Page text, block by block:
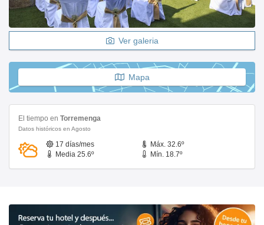
Ver galeria
Mapa
El tiempo en Torremenga
Datos históricos en Agosto
17 días/mes
Máx. 32.6º
Media 25.6º
Mín. 18.7º